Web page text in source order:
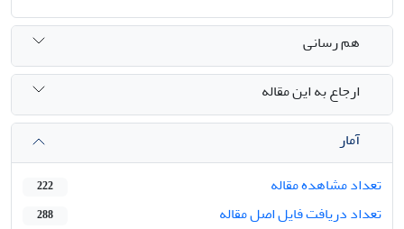
هم رسانی
ارجاع به این مقاله
آمار
تعداد مشاهده مقاله
222
تعداد دریافت فایل اصل مقاله 288